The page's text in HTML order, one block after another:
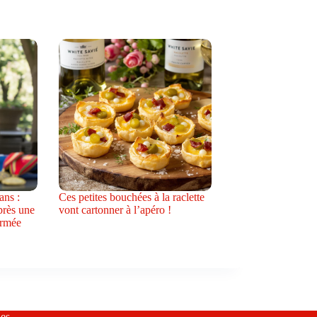
:
une
Ces petites bouchées à la raclette
vont cartonner à l’apéro !